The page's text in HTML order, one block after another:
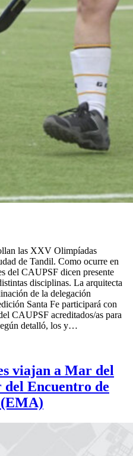
las XXV Olimpíadas
de Tandil. Como ocurre en
del CAUPSF dicen presente
disciplinas. La arquitecta
de la delegación
Santa Fe participará con
CAUPSF acreditados/as para
detalló, los y…
viajan a Mar del
Encuentro de